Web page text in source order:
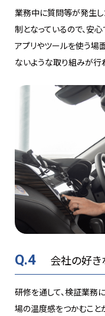
業務中に質問等が発生し
制となっているので、安心
アプリやツールを使う場
ないような取り組みが行
Q.4 会社の好き
研修を通して、検証業務
場の温度感をつかむこと